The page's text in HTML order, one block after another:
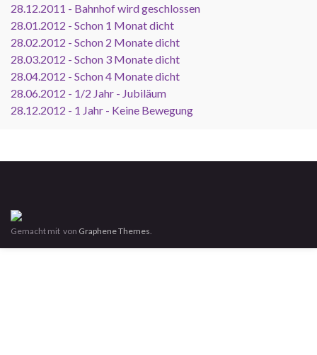
28.12.2011 - Bahnhof wird geschlossen
28.01.2012 - Schon 1 Monat dicht
28.02.2012 - Schon 2 Monate dicht
28.03.2012 - Schon 3 Monate dicht
28.04.2012 - Schon 4 Monate dicht
28.06.2012 - 1/2 Jahr - Jubiläum
28.12.2012 - 1 Jahr - Keine Bewegung
Gemacht mit von Graphene Themes.